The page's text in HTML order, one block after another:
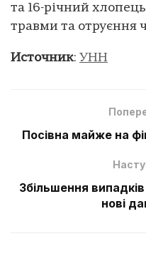
та 16-річний
травми та отруєння
Источник: УНН
Посівна майже на
Збільшення
нові